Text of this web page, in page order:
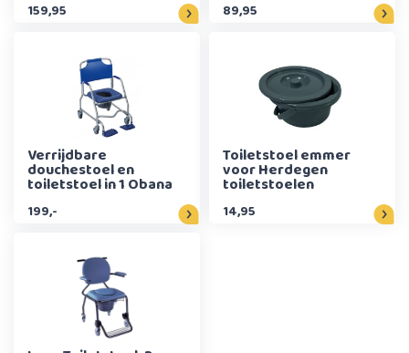
159,95 89,95
Verrijdbare
douchestoel en
toiletstoel in 1 Obana
199,-
Toiletstoel emmer
voor Herdegen
toiletstoelen
14,95